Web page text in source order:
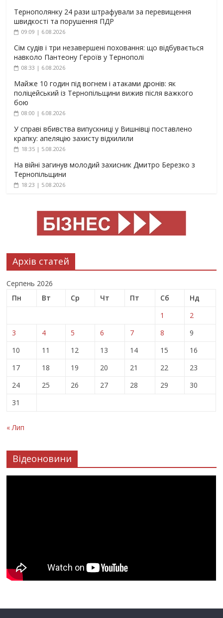
Тернополянку 24 рази штрафували за перевищення
швидкості та порушення ПДР
09:09 | 6.08.2026
Сім судів і три незавершені поховання: що відбувається
навколо Пантеону Героїв у Тернополі
08:33 | 6.08.2026
Майже 10 годин під вогнем і атаками дронів: як
поліцейський із Тернопільщини вижив після важкого
бою
08:00 | 6.08.2026
У справі вбивства випускниці у Вишнівці поставлено
крапку: апеляцію захисту відхилили
18:35 | 5.08.2026
На війні загинув молодий захисник Дмитро Березко з
Тернопільщини
18:23 | 5.08.2026
Архів статей
Серпень 2026
Пн
Вт Ср Чт Пт Сб
Нд
1
2
3
4 5 6 7 8
9
10
11 12 13 14 15
16
17
18 19 20 21 22
23
24
25 26 27 28 29
30
31
« Лип
Відеоновини